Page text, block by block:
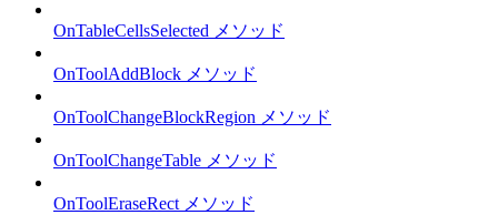
OnTableCellsSelected メソッド
OnToolAddBlock メソッド
OnToolChangeBlockRegion メソッド
OnToolChangeTable メソッド
OnToolEraseRect メソッド